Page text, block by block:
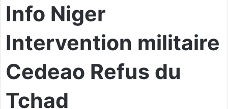
Info Niger
Intervention militaire
Cedeao Refus du
Tchad